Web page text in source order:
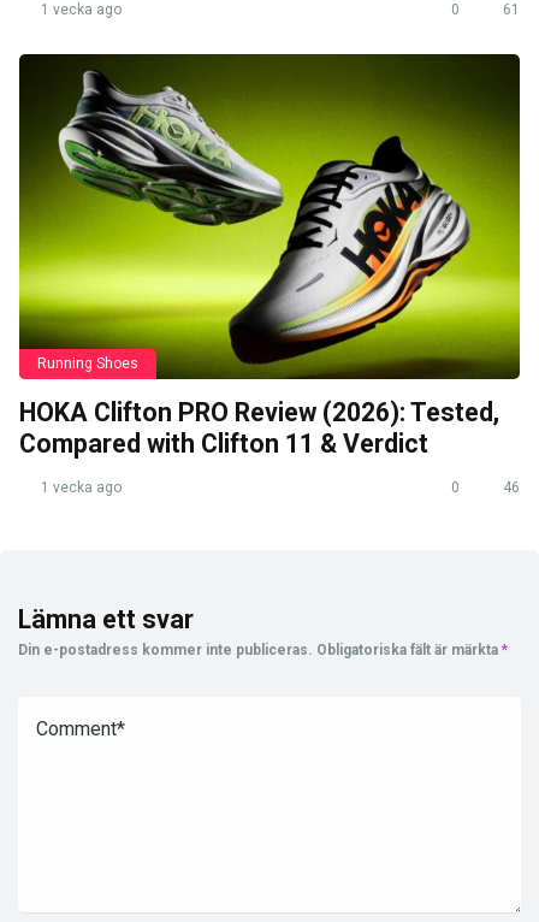
1 vecka ago 0 61
Running Shoes
HOKA Clifton PRO Review (2026): Tested,
Compared with Clifton 11 & Verdict
1 vecka ago 0 46
Lämna ett svar
Din e-postadress kommer inte publiceras. Obligatoriska fält är märkta *